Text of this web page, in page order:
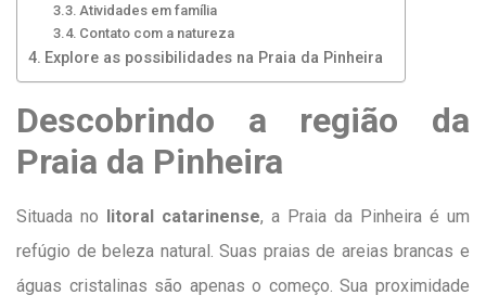
Atividades em família
Contato com a natureza
Explore as possibilidades na Praia da Pinheira
Descobrindo a região da
Praia da Pinheira
Situada no litoral catarinense, a Praia da Pinheira é um
refúgio de beleza natural. Suas praias de areias brancas e
águas cristalinas são apenas o começo. Sua proximidade